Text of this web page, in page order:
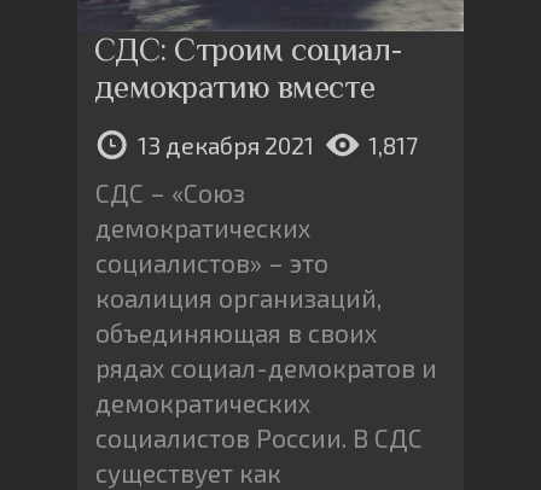
СДС: Строим социал-
демократию вместе
13 декабря 2021 1,817
СДС – «Союз
демократических
социалистов» – это
коалиция организаций,
объединяющая в своих
рядах социал-демократов и
демократических
социалистов России. В СДС
существует как